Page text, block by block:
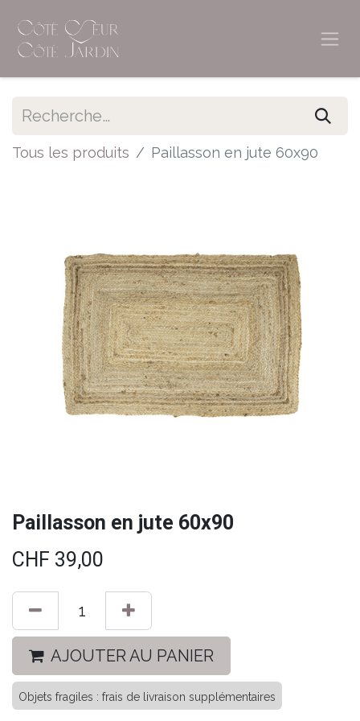
Tous les produits Paillasson en jute 60x90
Paillasson en jute 60x90
CHF 39,00
AJOUTER AU PANIER
Objets fragiles : frais de livraison supplémentaires